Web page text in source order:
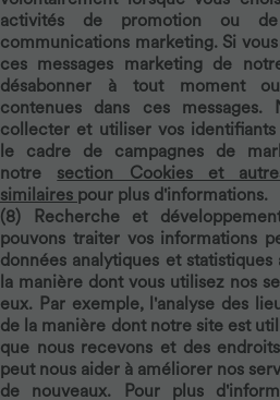
activités de promotion ou
communications marketing. Si
ces messages marketing de
désabonner à tout moment
contenues dans ces messages.
collecter et utiliser vos
le cadre de campagnes de
notre section Cookies et
similaires pour plus d'informations.
(8)
Recherche et
pouvons traiter vos informations
données analytiques et
la manière dont vous utilisez nos
eux. Par exemple, l'analyse des
de la manière dont notre site est
que nous recevons et des
peut nous aider à améliorer nos
de nouveaux. Pour plus